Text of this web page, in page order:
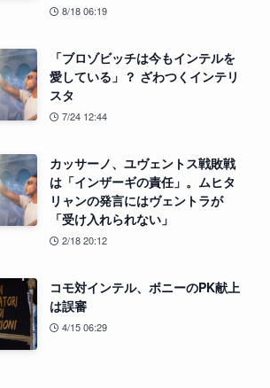
8/18 06:19
「ブロゾビッチは今もインテルを
愛している」？ ざわつくインテリ
スタ
7/24 12:44
カッサーノ、ユヴェントス戦敗戦
は「インザーギの責任」。ムヒタ
リャンの発言にはヴェントラが
「受け入れられない」
2/18 20:12
コモ対インテル、ボニーのPK献上
は誤審
4/15 06:29